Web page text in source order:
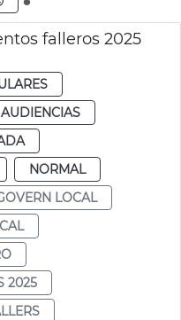
falleros 2025
NORMAL
LOCAL
2025